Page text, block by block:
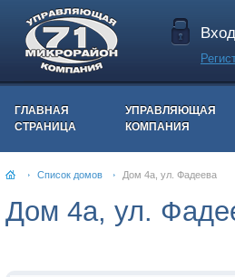
ГЛАВНАЯ
СТРАНИЦА
УПРАВЛЯЮЩАЯ
КОМПАНИЯ
Список домов Дом 4а, ул. Фадеева
Дом 4а, ул.